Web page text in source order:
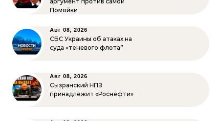
Помойки
Авг 08, 2026
СБС Украины об атаках на
суда «теневого флота”
Авг 08, 2026
Сызранский НПЗ
принадлежит «Роснефти»